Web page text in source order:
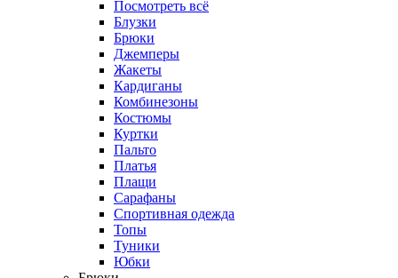
Посмотреть всё
Блузки
Брюки
Джемперы
Жакеты
Кардиганы
Комбинезоны
Костюмы
Куртки
Пальто
Платья
Плащи
Сарафаны
Спортивная одежда
Топы
Туники
Юбки